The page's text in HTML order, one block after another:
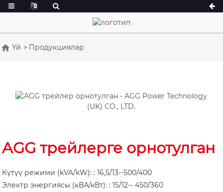
Үй Продукциялар
AGG трейлерге орнотулган
Күтүү режими (kVA/kW): : 16,5/13--500/400
Электр энергиясы (кВА/кВт): : 15/12-- 450/360
P сериясы 10-220 кВА
V сериясы 94-285 кВА
КВА
DE сериясы